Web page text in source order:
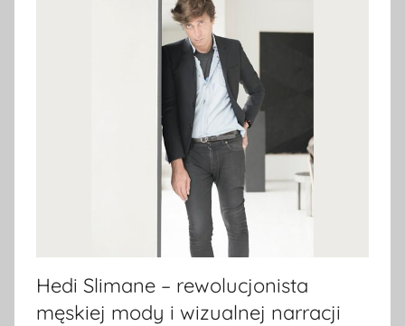
Hedi Slimane – rewolucjonista
męskiej mody i wizualnej narracji